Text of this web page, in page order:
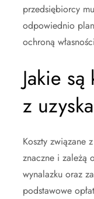
przedsiębiorcy
odpowiednio
ochroną
Jakie
z
Koszty związane
znaczne i zależą
wynalazku oraz
podstawowe